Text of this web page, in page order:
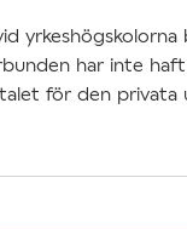
har inte
för den privata